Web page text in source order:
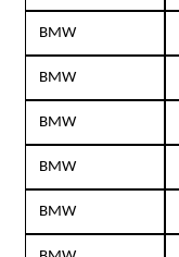
BMW
BMW
BMW
BMW
BMW